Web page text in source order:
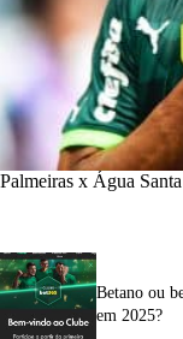
Palmeiras x Água
Betano ou
em 2025?